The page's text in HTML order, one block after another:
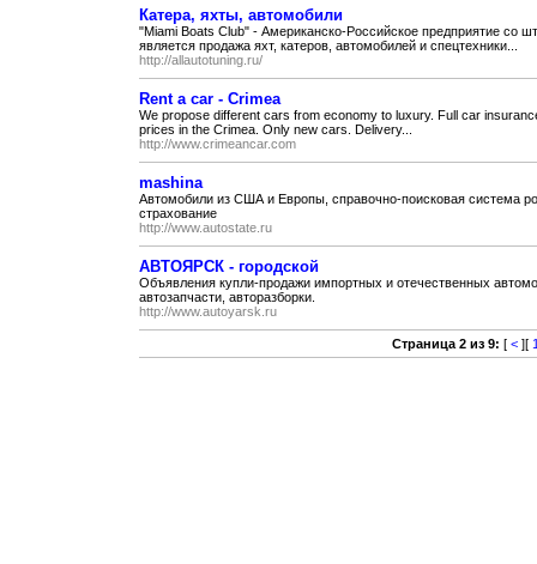
Катера, яхты, автомобили
"Miami Boats Club" - Американско-Российское предприятие со
является продажа яхт, катеров, автомобилей и спецтехники...
http://allautotuning.ru/
Rent a car - Crimea
We propose different cars from economy to luxury. Full car
prices in the Crimea. Only new cars. Delivery...
http://www.crimeancar.com
mashina
Автомобили из США и Европы, справочно-поисковая система
страхование
http://www.autostate.ru
АВТОЯРСК - городской
Объявления купли-продажи импортных и отечественных
автозапчасти, авторазборки.
http://www.autoyarsk.ru
Страница 2 из 9: [ <][